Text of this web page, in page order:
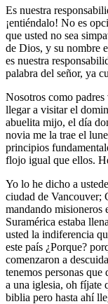
Es nuestra
¡entiéndalo! No es
que usted no sea
de Dios, y su nombre
es nuestra
palabra del señor, ya
Nosotros como
llegar a visitar el
abuelita mijo, el día
novia me la trae el
principios
flojo igual que ellos.
Yo lo he dicho a
ciudad de Vancouver;
mandando misioneros
Suramérica estaba
usted la indiferencia
este país ¿Porque?
comenzaron a
tenemos personas
a una iglesia, oh fíjate
biblia pero hasta ahí